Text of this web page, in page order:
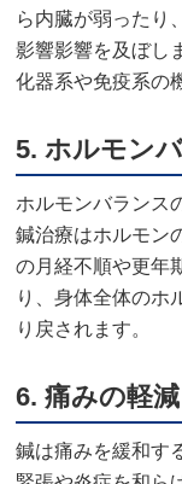
ら内臓が弱ったり
影響影響を及ぼし
化器系や免疫系の
5.ホルモン
ホルモンバランス
鍼治療はホルモン
の月経不順や更年
り、身体全体のホ
り戻されます。
6.痛みの軽減
鍼は痛みを緩和す